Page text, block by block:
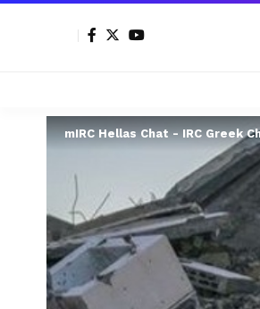
mIRC Hellas Chat - IRC Greek